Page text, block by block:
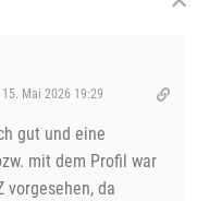
15. Mai 2026 19:29
gut und eine
mit dem Profil war
vorgesehen, da